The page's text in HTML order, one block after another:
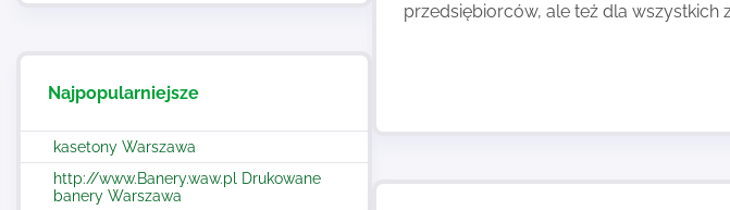
Najpopularniejsze
kasetony Warszawa
http://www.Banery.waw.pl Drukowane
banery Warszawa
przedsiębiorców, ale też dla